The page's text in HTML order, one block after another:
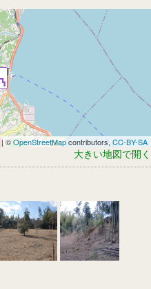
| ©OpenStreetMapcontributors, CC-BY-SA
大きい地図で開く